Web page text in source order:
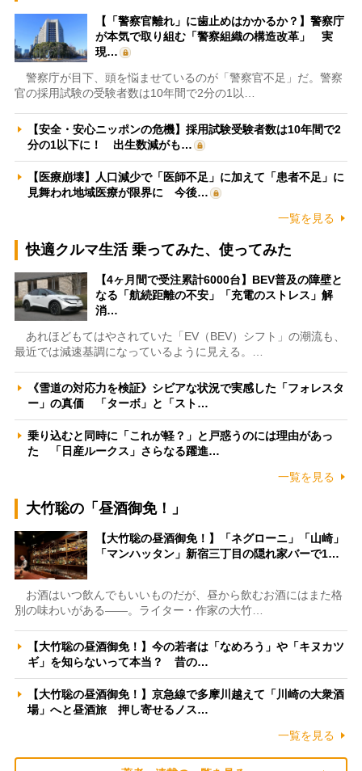
【「警察官離れ」に歯止めはかかるか？】警察庁
が本気で取り組む「警察組織の構造改革」 実
現…
警察庁が目下、頭を悩ませているのが「警察官不足」だ。警察
官の採用試験の受験者数は10年間で2分の1以…
【安全・安心ニッポンの危機】採用試験受験者数は10年間で2
分の1以下に！ 出生数減がも…
【医療崩壊】人口減少で「医師不足」に加えて「患者不足」に
見舞われ地域医療が限界に 今後…
一覧を見る
快適クルマ生活 乗ってみた、使ってみた
【4ヶ月間で受注累計6000台】BEV普及の障壁と
なる「航続距離の不安」「充電のストレス」解
消…
あれほどもてはやされていた「EV（BEV）シフト」の潮流も、
最近では減速基調になっているように見える。…
《雪道の対応力を検証》シビアな状況で実感した「フォレスタ
ー」の真価 「ターボ」と「スト…
乗り込むと同時に「これが軽？」と戸惑うのには理由があっ
た 「日産ルークス」さらなる躍進…
一覧を見る
大竹聡の「昼酒御免！」
【大竹聡の昼酒御免！】「ネグローニ」「山崎」
「マンハッタン」新宿三丁目の隠れ家バーで1…
お酒はいつ飲んでもいいものだが、昼から飲むお酒にはまた格
別の味わいがある――。ライター・作家の大竹…
【大竹聡の昼酒御免！】今の若者は「なめろう」や「キヌカツ
ギ」を知らないって本当？ 昔の…
【大竹聡の昼酒御免！】京急線で多摩川越えて「川崎の大衆酒
場」へと昼酒旅 押し寄せるノス…
一覧を見る